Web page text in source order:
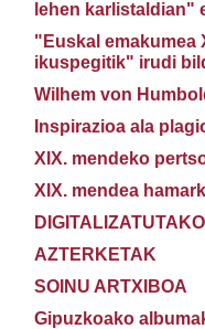
lehen karlistaldian"
"Euskal emakumea
ikuspegitik" irudi
Wilhem von
Inspirazioa ala
XIX. mendeko
XIX. mendea
AZTERKETAK
SOINU ARTXIBOA
Gipuzkoako